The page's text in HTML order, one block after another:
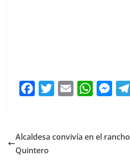
F
e
b
T
er
E
l
W
s
M
e
Alcaldesa convivía en el
Quintero